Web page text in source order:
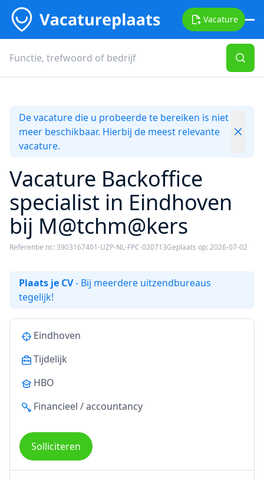
Vacature
De vacature die u probeerde te bereiken is niet
meer beschikbaar. Hierbij de meest relevante
vacature.
Vacature Backoffice
specialist in Eindhoven
bij M@tchm@kers
Referentie nr.: 3903167401-UZP-NL-FPC-020713Geplaats op: 2026-07-02
Plaats je CV- Bij meerdere uitzendbureaus
tegelijk!
Eindhoven
Tijdelijk
HBO
Financieel / accountancy
Solliciteren